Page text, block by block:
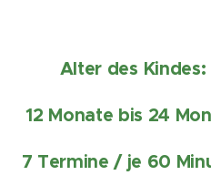
Alter des Kindes:
12 Monate bis 24
7 Termine / je 60